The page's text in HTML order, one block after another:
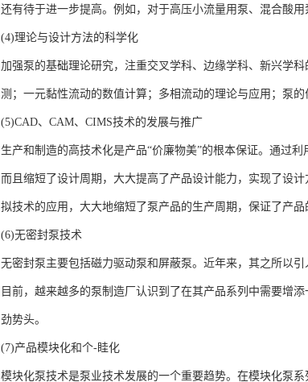
还有待于进一步提高。例如，对于高压小流量用泵、混合酸
(4)理论与设计方法的科学化
加强泵的基础理论研究，注重交叉学科、边缘学科、新兴学
测；一元黏性流动的数值计算；多相流动的理论与应用；泵的
(5)CAD、CAM、CIMS技术的发展与推广
生产和制造的高技术化是产品“价廉物美”的根本保证。通过
而且缩短了设计周期，大大提高了产品设计能力，实现了设
拟技术的应用，大大地缩短了泵产品的生产周期，保证了产品
(6)无密封泵技术
无密封泵主要包括磁力驱动泵和屏蔽泵。近年来，其之所以
目前，越来越多的泵制造厂认识到了在其产品系列中需要增
劲势头。
(7)产品模块化和个-眭化
模块化泵技术是泵业技术发展的一个重要趋势。在模块化泵